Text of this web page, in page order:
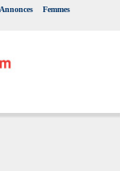
Annonces
Femmes